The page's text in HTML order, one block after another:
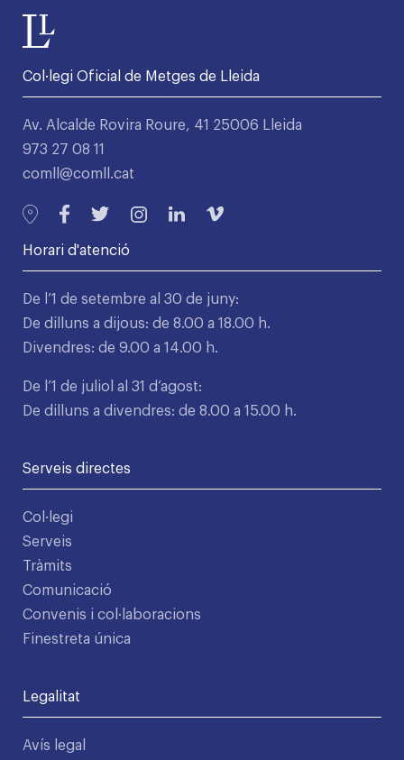
Col·legi Oficial de Metges de Lleida
Av. Alcalde Rovira Roure, 41 25006 Lleida
973 27 08 11
comll@comll.cat
Horari d'atenció
De l’1 de setembre al 30 de juny:
De dilluns a dijous: de 8.00 a 18.00 h.
Divendres: de 9.00 a 14.00 h.
De l’1 de juliol al 31 d’agost:
De dilluns a divendres: de 8.00 a 15.00 h.
Serveis directes
Col·legi
Serveis
Tràmits
Comunicació
Convenis i col·laboracions
Finestreta única
Legalitat
Avís legal